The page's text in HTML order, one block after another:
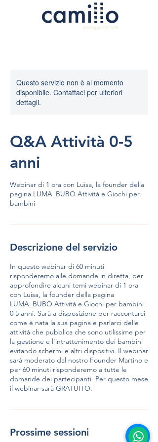
Questo servizio non è al momento
disponibile. Contattaci per ulteriori
dettagli.
Q&A Attività 0-5
anni
Webinar di 1 ora con Luisa, la founder della
pagina LUMA_BUBO Attività e Giochi per
bambini
Descrizione del servizio
In questo webinar di 60 minuti
risponderemo alle domande in diretta, per
approfondire alcuni temi webinar di 1 ora
con Luisa, la founder della pagina
LUMA_BUBO Attività e Giochi per bambini
0 5 anni. Sarà a disposizione per raccontarci
come è nata la sua pagina e parlarci delle
attività che pubblica che sono utilissime per
la gestione e l'intrattenimento dei bambini
evitando schermi e altri dispositivi. Il webinar
sarà moderato dal nostro Founder Martino e
per 60 minuti risponderemo a tutte le
domande dei partecipanti. Per questo mese
il webinar sarà GRATUITO.
Prossime sessioni